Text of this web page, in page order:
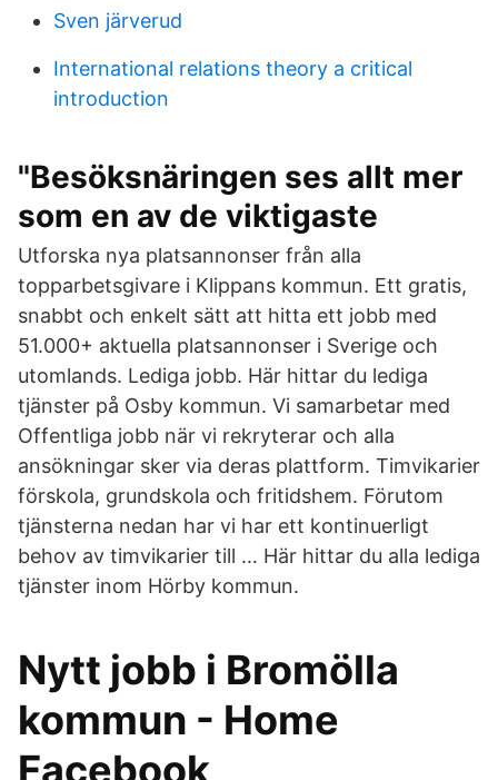
Sven järverud
International relations theory a critical
introduction
"Besöksnäringen ses allt mer
som en av de viktigaste
Utforska nya platsannonser från alla
topparbetsgivare i Klippans kommun. Ett gratis,
snabbt och enkelt sätt att hitta ett jobb med
51.000+ aktuella platsannonser i Sverige och
utomlands. Lediga jobb. Här hittar du lediga
tjänster på Osby kommun. Vi samarbetar med
Offentliga jobb när vi rekryterar och alla
ansökningar sker via deras plattform. Timvikarier
förskola, grundskola och fritidshem. Förutom
tjänsterna nedan har vi har ett kontinuerligt
behov av timvikarier till … Här hittar du alla lediga
tjänster inom Hörby kommun.
Nytt jobb i Bromölla
kommun - Home
Facebook